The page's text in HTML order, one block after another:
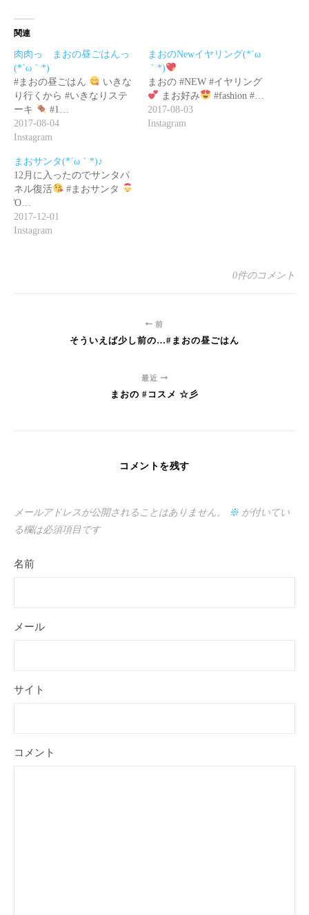
関連
肉肉っ まおの昼ごはんっ
(*´ω｀*)
#まおの昼ごはん
いきな
り行くから #いきなりステ
ーキ
#1…
2017-08-04
Instagram
まおのNewイヤリング(*´ω
｀*)
まおの #NEW #イヤリング
まお好み
#fashion #…
2017-08-03
Instagram
まおサンタ(*´ω｀*)♪
12月に入ったのでサンタパ
ネル復活
#まおサンタ
Ὁ…
2017-12-01
Instagram
0件のコメント
前
そういえば少し前の…#まおの昼ごはん
最近
まおの #コスメ ☆彡
コメントを残す
メールアドレスが公開されることはありません。 ※が付いてい
る欄は必須項目です
名前
メール
サイト
コメント